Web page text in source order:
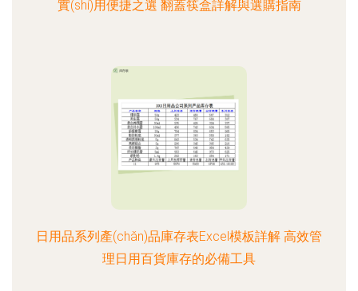
實(shí)用便捷之選 翻蓋筷盒詳解與選購指南
日用品系列產(chǎn)品庫存表Excel模板詳解 高效管
理日用百貨庫存的必備工具